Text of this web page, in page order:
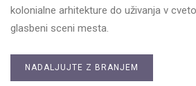
kolonialne arhitekture do uživanja v
glasbeni sceni mesta.
NADALJUJTE Z BRANJEM